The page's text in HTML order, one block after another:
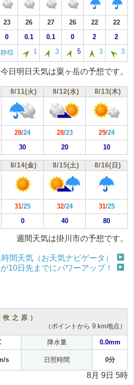
23 26 27 26 22
22
0 0.1 0.1 0 2 2
静穏 1 3 5 3 3
今日明日天気は粟ヶ岳の予想です。
8/11(火) 8/12(水) 8/13(木)
28/24 28/23 29/24
30 20 10
8/14(金) 8/15(土) 8/16(日)
31/25 32/24 31/25
0 40 80
週間天気は掛川市の予想です。
間天気（お天気ナビゲータ）
10日先までにパワーアップ！
之原）
（ポイントから 9 km地点）
降水量 0.0mm
s 日照時間 0分
8月 9日 5時